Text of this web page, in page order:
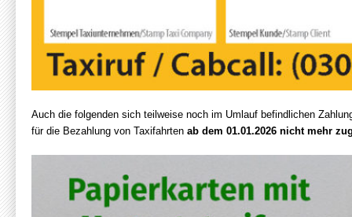
Auch die folgenden sich teilweise noch im Umlauf befindlichen
für die Bezahlung von Taxifahrten ab dem 01.01.2026 nicht mehr